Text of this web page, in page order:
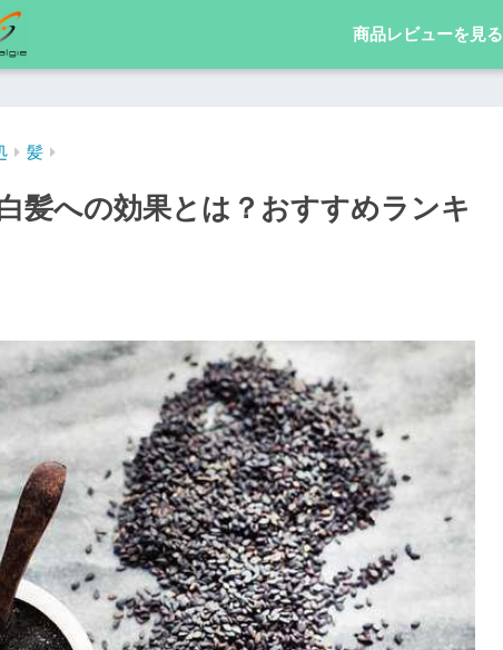
商品レビューを見る
髪
髪への効果とは？おすすめランキ